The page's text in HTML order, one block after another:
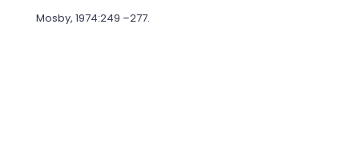
Mosby, 1974:249 –277.